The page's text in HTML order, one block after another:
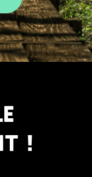
contenu
!